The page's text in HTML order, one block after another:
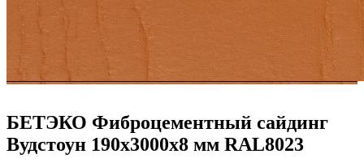
БЕТЭКО Фиброцементный сайдинг
Вудстоун 190х3000х8 мм RAL8023